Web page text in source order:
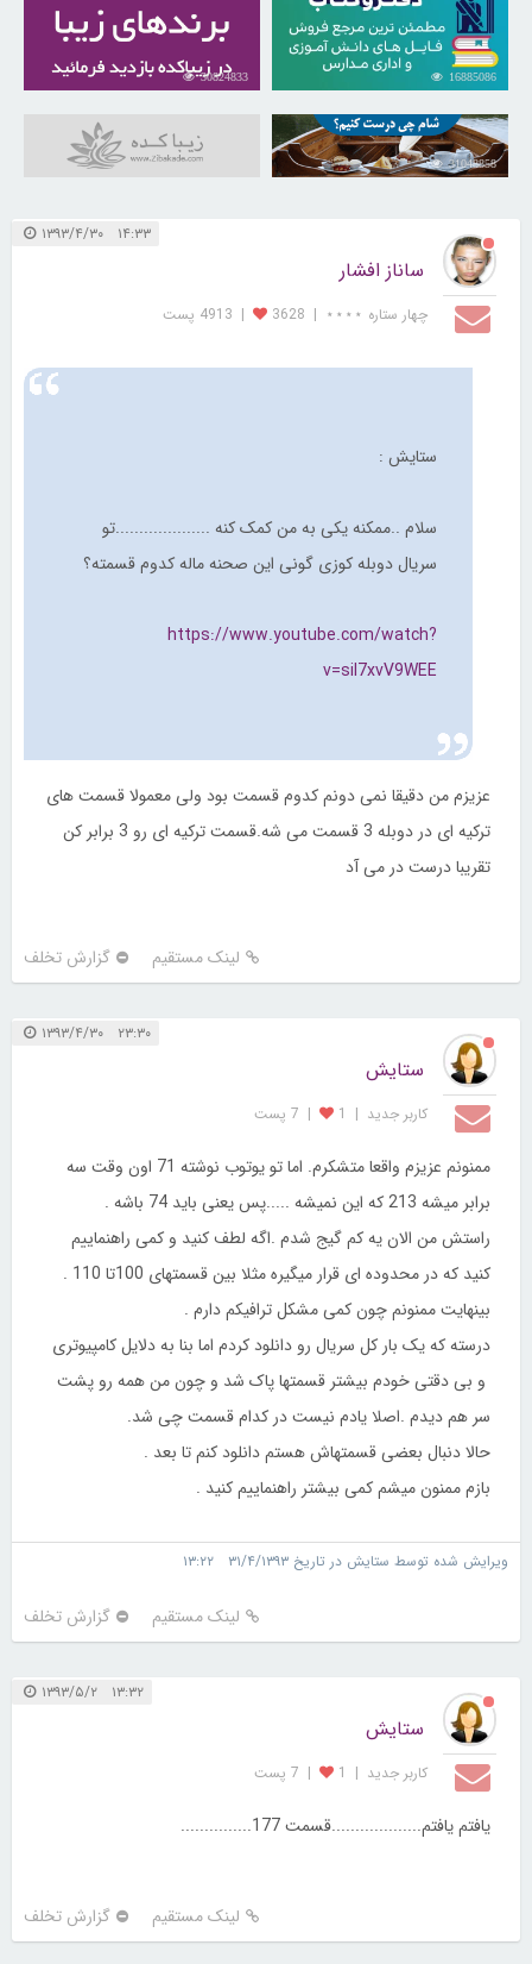
16885086
30824833
31048858
۱۴:۳۳ ۱۳۹۳/۴/۳۰
ساناز افشار
چهار ستاره ⋆⋆⋆⋆ |
3628
| 4913 پست
ستایش :
سلام ..ممکنه یکی به من کمک کنه ....................تو
سریال دوبله کوزی گونی این صحنه ماله کدوم قسمته؟
https://www.youtube.com/watch?
v=siI7xvV9WEE
عزیزم من دقیقا نمی دونم کدوم قسمت بود ولی معمولا قسمت های
ترکیه ای در دوبله 3 قسمت می شه.قسمت ترکیه ای رو 3 برابر کن
تقریبا درست در می آد
لینک مستقیم گزارش تخلف
۲۳:۳۰ ۱۳۹۳/۴/۳۰
ستایش
کاربر جديد |
1
| 7 پست
ممنونم عزیزم واقعا متشکرم. اما تو یوتوب نوشته 71 اون وقت سه
برابر میشه 213 که این نمیشه .....پس یعنی باید 74 باشه .
راستش من الان یه کم گیج شدم .اگه لطف کنید و کمی راهنماییم
کنید که در محدوده ای قرار میگیره مثلا بین قسمتهای 100تا 110 .
بینهایت ممنونم چون کمی مشکل ترافیکم دارم .
درسته که یک بار کل سریال رو دانلود کردم اما بنا به دلایل کامپیوتری
و بی دقتی خودم بیشتر قسمتها پاک شد و چون من همه رو پشت
سر هم دیدم .اصلا یادم نیست در کدام قسمت چی شد.
حالا دنبال بعضی قسمتهاش هستم دانلود کنم تا بعد .
بازم ممنون میشم کمی بیشتر راهنماییم کنید .
ویرایش شده توسط ستایش در تاریخ ۳۱/۴/۱۳۹۳ ۱۳:۲۲
لینک مستقیم گزارش تخلف
۱۳:۳۲ ۱۳۹۳/۵/۲
ستایش
کاربر جديد |
1
| 7 پست
یافتم یافتم...................قسمت 177...............
لینک مستقیم گزارش تخلف